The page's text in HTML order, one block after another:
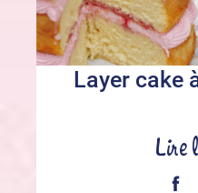
Layer cake
Lire